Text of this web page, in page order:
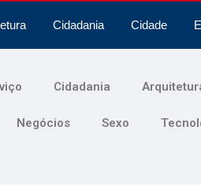
Cidadania Cidade
Cidadania
Negócios Sexo